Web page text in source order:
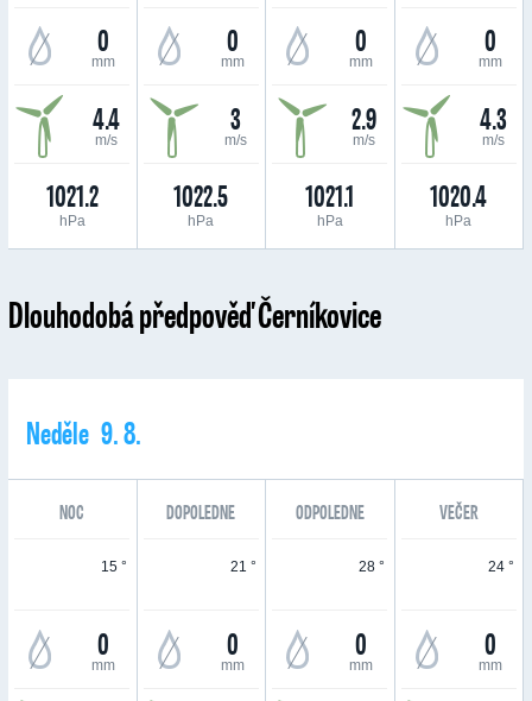
0
mm
4.4
m/s
1021.2
hPa
0
mm
3
m/s
1022.5
hPa
0
mm
2.9
m/s
1021.1
hPa
0
mm
4.3
m/s
1020.4
hPa
Dlouhodobá předpověď Černíkovice
Neděle 9. 8.
NOC DOPOLEDNE ODPOLEDNE VEČER
15 °
0
mm
21 °
0
mm
28 °
0
mm
24 °
0
mm